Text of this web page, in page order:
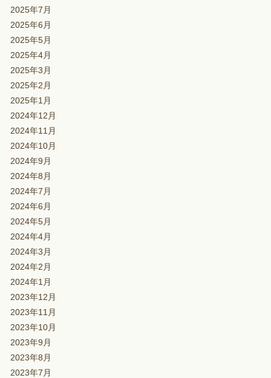
2025年7月
2025年6月
2025年5月
2025年4月
2025年3月
2025年2月
2025年1月
2024年12月
2024年11月
2024年10月
2024年9月
2024年8月
2024年7月
2024年6月
2024年5月
2024年4月
2024年3月
2024年2月
2024年1月
2023年12月
2023年11月
2023年10月
2023年9月
2023年8月
2023年7月